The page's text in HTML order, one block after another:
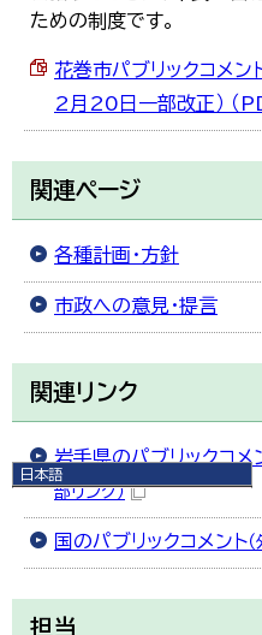
日本語
日本語
English
한국어
简体中文
ための制度です。
花巻市パブリックコメ
2月20日一部改正） （
関連ページ
各種計画・方針
市政への意見・提言
関連リンク
岩手県のパブリックコメ
部リンク）
国のパブリックコメント
担当